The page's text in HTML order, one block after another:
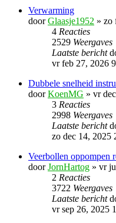
Verwarming
doorGlaasje1952 » zo
4 Reacties
2529 Weergaves
Laatste bericht
vr feb 27, 2026
Dubbele snelheid
doorKoenMG » vr
3 Reacties
2998 Weergaves
Laatste bericht
zo dec 14, 2025
Veerbollen oppompen
doorJornHartog » vr
2 Reacties
3722 Weergaves
Laatste bericht
vr sep 26, 2025